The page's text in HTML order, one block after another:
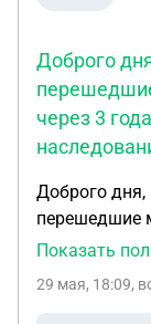
Доброго
через 3
Доброго дня, Могу ли я продать акции
перешедшие
года после
акциями.
Показать
29 мая, 18:09,